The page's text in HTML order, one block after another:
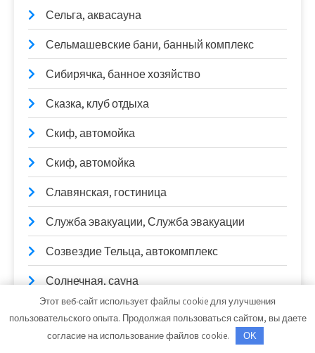
Сельга, аквасауна
Сельмашевские бани, банный комплекс
Сибирячка, банное хозяйство
Сказка, клуб отдыха
Скиф, автомойка
Скиф, автомойка
Славянская, гостиница
Служба эвакуации, Служба эвакуации
Созвездие Тельца, автокомплекс
Солнечная, сауна
СтартерОк
Этот веб-сайт использует файлы cookie для улучшения
пользовательского опыта. Продолжая пользоваться сайтом, вы даете
согласие на использование файлов cookie.
OK